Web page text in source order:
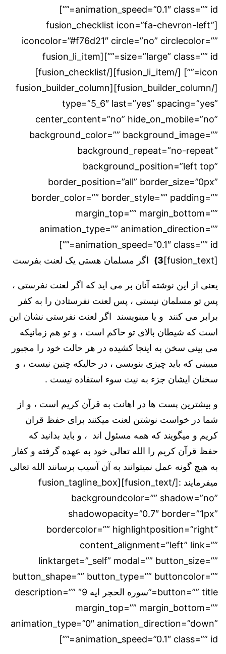
animation_speed=”0.1″ class=”” id=””]
[fusion_checklist icon=”fa-chevron-left”
iconcolor=”#f76d21″ circle=”no” circlecolor=””
size=”large” class=”” id=””][fusion_li_item
icon=””] [/fusion_li_item][/fusion_checklist]
[/fusion_builder_column][fusion_builder_column
type=”5_6″ last=”yes” spacing=”yes”
center_content=”no” hide_on_mobile=”no”
background_color=”” background_image=””
background_repeat=”no-repeat”
background_position=”left top”
border_position=”all” border_size=”0px”
border_color=”” border_style=”” padding=””
margin_top=”” margin_bottom=””
animation_type=”” animation_direction=””
animation_speed=”0.1″ class=”” id=””]
[fusion_text]
3) اگر مسلمان هستی یک لعنت بفرست
یعنی از این نوشته آنان بر می اید که اگر لعنت نفرستی ،
پس تو مسلمان نیستی ، پس لعنت نفرستادن را به کفر
برابر می کنند و یا مینویسند اگر لعنت نفرستی نشان این
است که شیطان بالای تو حاکم است ، و تو هم زمانیکه
می بینی سخن به اینجا کشیده در هر حالت خود را مجبور
میبینی که باید چیزی بنویسی ، در حالیکه چنین نیست ، و
سخنان ایشان جزء به نیت سوء استفاده نیست .
و بیشترین پست ها در اهانت به قرآن کریم است ، و از
شما در خواست نوشتن لعنت میکنند برای حفظ قران
کریم و میگویند که همه مسئول اند ، و باید بدانید که
حفظ قرآن کریم را الله تعالی خود به عهده گرفته و کفار
به هیچ گونه عمل نمیتوانند به آن آسیب برسانند الله تعالی
میفرمایند :[/fusion_text][fusion_tagline_box
backgroundcolor=”” shadow=”no”
shadowopacity=”0.7″ border=”1px”
bordercolor=”” highlightposition=”right”
content_alignment=”left” link=””
linktarget=”_self” modal=”” button_size=””
button_shape=”” button_type=”” buttoncolor=””
button=”” title=”سوره الحجر ایه 9″ description=””
margin_top=”” margin_bottom=””
animation_type=”0″ animation_direction=”down”
animation_speed=”0.1″ class=”” id=””]